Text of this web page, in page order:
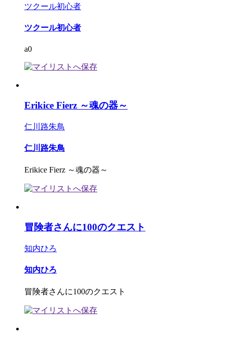
ツクール初心者
ツクール初心者
a0
Erikice Fierz ～魂の器～
仁川路朱鳥
仁川路朱鳥
Erikice Fierz ～魂の器～
冒険者さんに100のクエスト
知内ひろ
知内ひろ
冒険者さんに100のクエスト